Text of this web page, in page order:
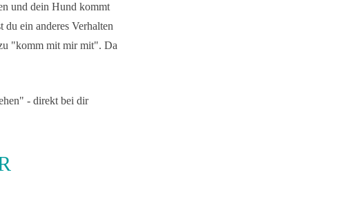
und dein Hund kommt
ein anderes Verhalten
"komm mit mir mit". Da
- direkt bei dir